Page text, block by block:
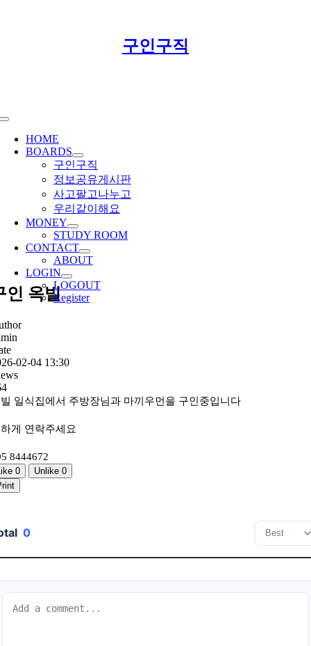
Toggle
Navigation
HOME
BOARDS
구인구직
정보공유게시판
사고팔고나누고
우리같이해요
MONEY
STUDY ROOM
CONTACT
ABOUT
LOGIN
LOGOUT
Register
구인구직
인 옥빌
02-04 13:30
일식집에서 주방장님과 마끼우먼을 구인중입니다
게 연락주세요
8444672
0 Unlike 0
0